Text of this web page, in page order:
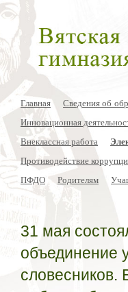
Главная
Сведения об
Инновационная
Внеклассная работа
Противодействие
ПФДО
Родителям
31 мая
объединение